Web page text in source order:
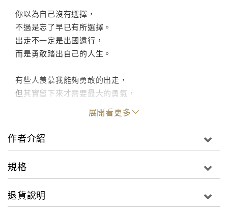
你以為自己沒有選擇，
不過是忘了早已有所選擇。
出走不一定是出國遠行，
而是勇敢踏出自己的人生。
有些人羨慕我能夠勇敢的出走，
但其實留下來才需要最大的勇氣，
因為你得面對那個不喜歡的自己。
32歲那年，Sio對於一成不變的生活感到厭倦，決定在
旅行中尋找更多的可能。她拋下穩定的工作，放棄熟悉
有期限和目的地的旅程。
在紐約，她見識到跨越種族、文化的「城市認同」；在
展開看更多
作者介紹
規格
退貨說明